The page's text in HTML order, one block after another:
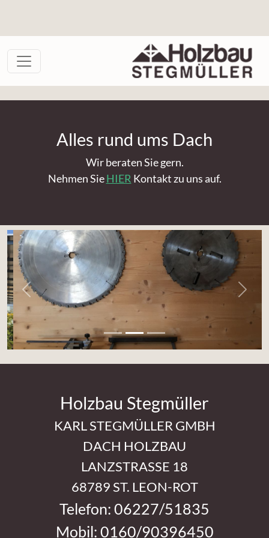
Alles rund ums Dach
Wir beraten Sie gern.
Nehmen SieHIER Kontakt zu uns auf.
Previous Next
Holzbau Stegmüller
KARL STEGMÜLLER GMBH
DACH HOLZBAU
LANZSTRASSE 18
68789 ST. LEON-ROT
Telefon: 06227/51835
Mobil: 0160/90396450